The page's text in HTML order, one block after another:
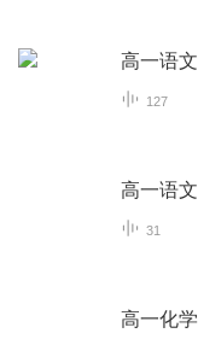
高一语文
127
高一语文
31
高一化学